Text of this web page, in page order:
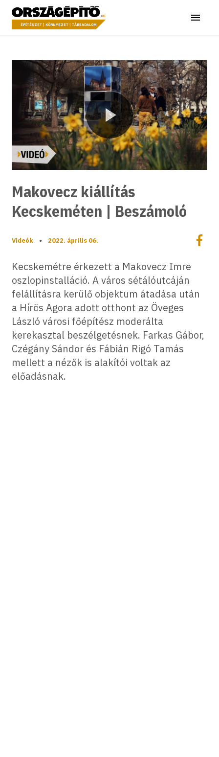
a tartalomhoz
Országépítő
ÉPÍTÉSZET | KÖRNYEZET | TÁRSADALOM Menü
Lejátszás
Makovecz kiállítás
Kecskeméten | Beszámoló
Videók • 2022. április 06.
Kecskemétre érkezett a Makovecz Imre
oszlopinstalláció. A város sétálóutcáján
felállításra kerülő objektum átadása után
a Hírös Agora adott otthont az Öveges
László városi főépítész moderálta
kerekasztal beszélgetésnek. Farkas Gábor,
Czégány Sándor és Fábián Rigó Tamás
mellett a nézők is alakítói voltak az
előadásnak.